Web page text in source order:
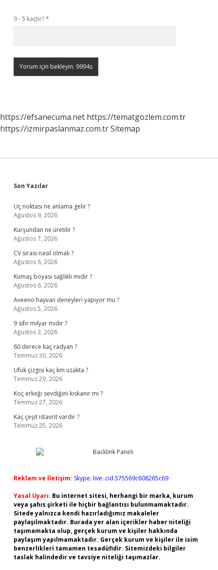
9 - 5 kaçtır?*
https://efsanecuma.net https://tematgozlem.com.tr
https://izmirpaslanmaz.com.trSitemap
Sidebar
Son Yazılar
Uç noktası ne anlama gelir ?
Ağustos 9, 2026
Kurşundan ne üretilir ?
Ağustos 7, 2026
CV sırası nasıl olmalı ?
Ağustos 6, 2026
Kumaş boyası sağlıklı mıdır ?
Ağustos 6, 2026
Aveeno hayvan deneyleri yapıyor mu ?
Ağustos 5, 2026
9 sıfır milyar mıdır ?
Ağustos 3, 2026
60 derece kaç radyan ?
Temmuz 30, 2026
Ufuk çizgisi kaç km uzakta ?
Temmuz 29, 2026
Koç erkeği sevdiğini kıskanır mı ?
Temmuz 27, 2026
Kaç çeşit istavrit vardır ?
Temmuz 25, 2026
Reklam ve İletişim: Skype: live:.cid.575569c608265c69
Yasal Uyarı: Bu internet sitesi, herhangi bir marka, kurum
veya şahıs şirketi ile hiçbir bağlantısı bulunmamaktadır.
Sitede yalnızca kendi hazırladığımız makaleler
paylaşılmaktadır. Burada yer alan içerikler haber niteliği
taşımamakta olup, gerçek kurum ve kişiler hakkında
paylaşım yapılmamaktadır. Gerçek kurum ve kişiler ile isim
benzerlikleri tamamen tesadüfidir. Sitemizdeki bilgiler
taslak halindedir ve tavsiye niteliği taşımazlar.